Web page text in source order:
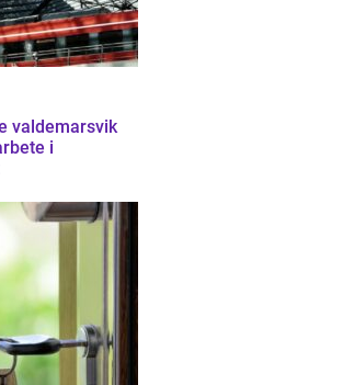
valdemarsvik
i